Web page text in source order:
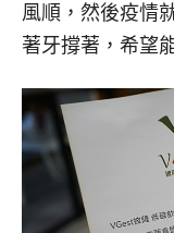
風順，然後疫情
著牙撐著，希望